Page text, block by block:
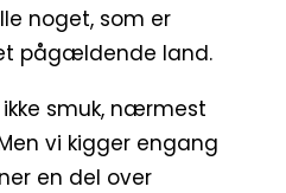
noget, som er
pågældende land.
smuk, nærmest
vi kigger engang
en del over